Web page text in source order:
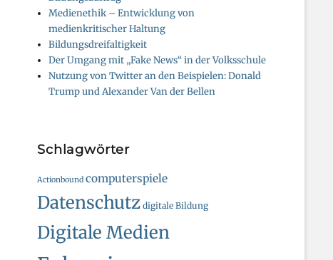
Medienethik – Entwicklung von
medienkritischer Haltung
Bildungsdreifaltigkeit
Der Umgang mit „Fake News“ in der Volksschule
Nutzung von Twitter an den Beispielen: Donald
Trump und Alexander Van der Bellen
Schlagwörter
Actionbound computerspiele
Datenschutz digitale Bildung
Digitale Medien